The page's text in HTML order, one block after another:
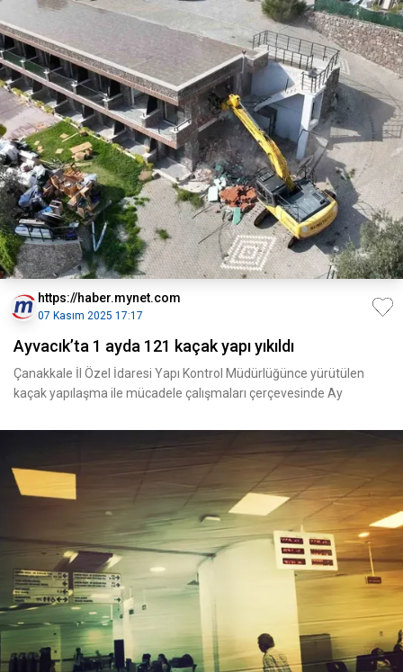
https://haber.mynet.com
07 Kasım 2025 17:17
Ayvacık’ta 1 ayda 121 kaçak yapı yıkıldı
Çanakkale İl Özel İdaresi Yapı Kontrol Müdürlüğünce yürütülen
kaçak yapılaşma ile mücadele çalışmaları çerçevesinde Ay